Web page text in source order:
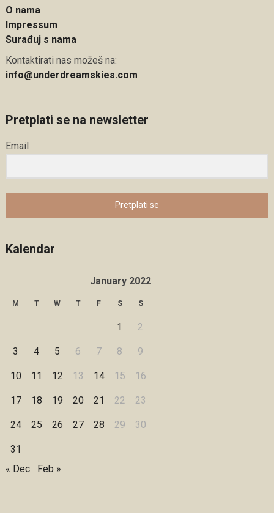
O nama
Impressum
Surađuj s nama
Kontaktirati nas možeš na:
info@underdreamskies.com
Pretplati se na newsletter
Email
Pretplati se
Kalendar
January 2022
M T W T F S S
1 2
3 4 5 6 7 8 9
10 11 12 13 14 15 16
17 18 19 20 21 22 23
24 25 26 27 28 29 30
31
« Dec
Feb »